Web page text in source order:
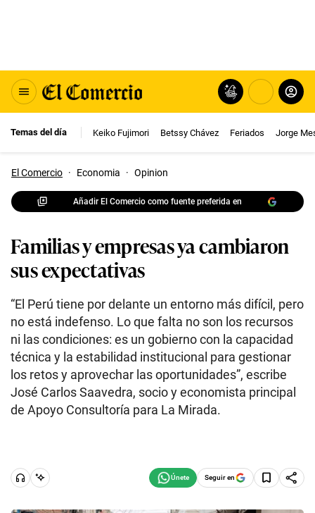
Temas del día Keiko Fujimori Betssy Chávez Feriados Jorge
El Comercio · Economia · Opinion
Añadir El Comercio como fuente preferida en
Familias y empresas ya cambiaron
sus expectativas
“El Perú tiene por delante un entorno más difícil, pero
no está indefenso. Lo que falta no son los recursos
ni las condiciones: es un gobierno con la capacidad
técnica y la estabilidad institucional para gestionar
los retos y aprovechar las oportunidades”, escribe
José Carlos Saavedra, socio y economista principal
de Apoyo Consultoría para La Mirada.
Seguir en